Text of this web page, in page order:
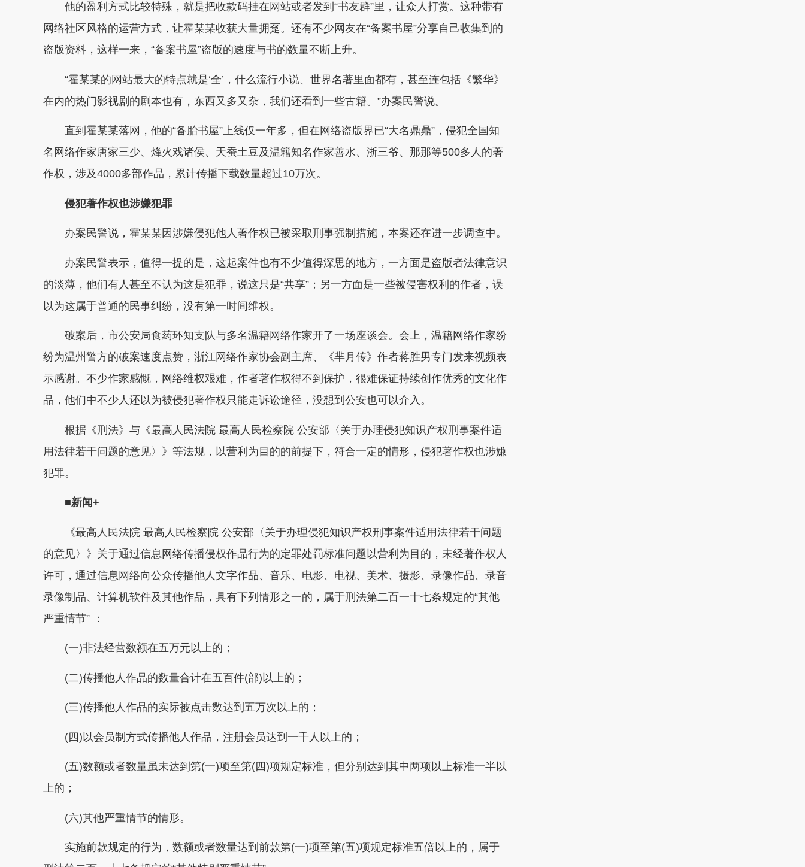
他的盈利方式比较特殊，就是把收款码挂在网站或者发到“书友群”里，让众人打赏。这种带有
网络社区风格的运营方式，让霍某某收获大量拥趸。还有不少网友在“备案书屋”分享自己收集到的
盗版资料，这样一来，“备案书屋”盗版的速度与书的数量不断上升。
“霍某某的网站最大的特点就是‘全’，什么流行小说、世界名著里面都有，甚至连包括《繁华》
在内的热门影视剧的剧本也有，东西又多又杂，我们还看到一些古籍。”办案民警说。
直到霍某某落网，他的“备胎书屋”上线仅一年多，但在网络盗版界已“大名鼎鼎”，侵犯全国知
名网络作家唐家三少、烽火戏诸侯、天蚕土豆及温籍知名作家善水、浙三爷、那那等500多人的著
作权，涉及4000多部作品，累计传播下载数量超过10万次。
侵犯著作权也涉嫌犯罪
办案民警说，霍某某因涉嫌侵犯他人著作权已被采取刑事强制措施，本案还在进一步调查中。
办案民警表示，值得一提的是，这起案件也有不少值得深思的地方，一方面是盗版者法律意识
的淡薄，他们有人甚至不认为这是犯罪，说这只是“共享”；另一方面是一些被侵害权利的作者，误
以为这属于普通的民事纠纷，没有第一时间维权。
破案后，市公安局食药环知支队与多名温籍网络作家开了一场座谈会。会上，温籍网络作家纷
纷为温州警方的破案速度点赞，浙江网络作家协会副主席、《芈月传》作者蒋胜男专门发来视频表
示感谢。不少作家感慨，网络维权艰难，作者著作权得不到保护，很难保证持续创作优秀的文化作
品，他们中不少人还以为被侵犯著作权只能走诉讼途径，没想到公安也可以介入。
根据《刑法》与《最高人民法院 最高人民检察院 公安部〈关于办理侵犯知识产权刑事案件适
用法律若干问题的意见〉》等法规，以营利为目的的前提下，符合一定的情形，侵犯著作权也涉嫌
犯罪。
■新闻+
《最高人民法院 最高人民检察院 公安部〈关于办理侵犯知识产权刑事案件适用法律若干问题
的意见〉》关于通过信息网络传播侵权作品行为的定罪处罚标准问题以营利为目的，未经著作权人
许可，通过信息网络向公众传播他人文字作品、音乐、电影、电视、美术、摄影、录像作品、录音
录像制品、计算机软件及其他作品，具有下列情形之一的，属于刑法第二百一十七条规定的“其他
严重情节” ：
(一)非法经营数额在五万元以上的；
(二)传播他人作品的数量合计在五百件(部)以上的；
(三)传播他人作品的实际被点击数达到五万次以上的；
(四)以会员制方式传播他人作品，注册会员达到一千人以上的；
(五)数额或者数量虽未达到第(一)项至第(四)项规定标准，但分别达到其中两项以上标准一半以
上的；
(六)其他严重情节的情形。
实施前款规定的行为，数额或者数量达到前款第(一)项至第(五)项规定标准五倍以上的，属于